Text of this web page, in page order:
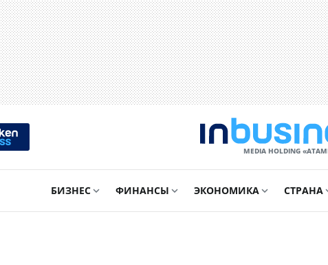
MEDIA HOLDING
БИЗНЕС ФИНАНСЫ ЭКОНОМИКА СТРАНА